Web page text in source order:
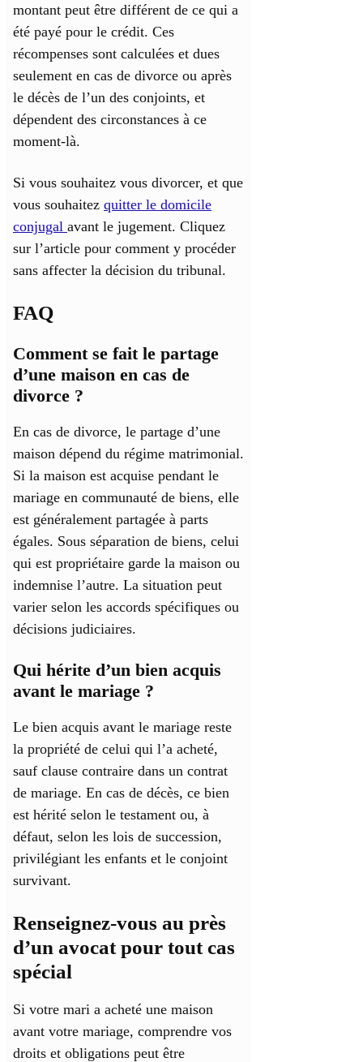
montant peut être différent de ce qui a
été payé pour le crédit. Ces
récompenses sont calculées et dues
seulement en cas de divorce ou après
le décès de l’un des conjoints, et
dépendent des circonstances à ce
moment-là.
Si vous souhaitez vous divorcer, et que
vous souhaitez quitter le domicile
conjugal avant le jugement. Cliquez
sur l’article pour comment y procéder
sans affecter la décision du tribunal.
FAQ
Comment se fait le partage
d’une maison en cas de
divorce ?
En cas de divorce, le partage d’une
maison dépend du régime matrimonial.
Si la maison est acquise pendant le
mariage en communauté de biens, elle
est généralement partagée à parts
égales. Sous séparation de biens, celui
qui est propriétaire garde la maison ou
indemnise l’autre. La situation peut
varier selon les accords spécifiques ou
décisions judiciaires.
Qui hérite d’un bien acquis
avant le mariage ?
Le bien acquis avant le mariage reste
la propriété de celui qui l’a acheté,
sauf clause contraire dans un contrat
de mariage. En cas de décès, ce bien
est hérité selon le testament ou, à
défaut, selon les lois de succession,
privilégiant les enfants et le conjoint
survivant.
Renseignez-vous au près
d’un avocat pour tout cas
spécial
Si votre mari a acheté une maison
avant votre mariage, comprendre vos
droits et obligations peut être